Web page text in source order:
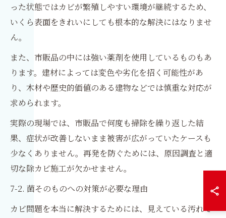
った状態ではカビが繁殖しやすい環境が継続するため、
いくら表面をきれいにしても根本的な解決にはなりませ
ん。
また、市販品の中には強い薬剤を使用しているものもあ
ります。建材によっては変色や劣化を招く可能性があ
り、木材や歴史的価値のある建物などでは慎重な対応が
求められます。
実際の現場では、市販品で何度も掃除を繰り返した結
果、症状が改善しないまま被害が広がっていたケースも
少なくありません。再発を防ぐためには、原因調査と適
切な除カビ施工が欠かせません。
7-2. 菌そのものへの対策が必要な理由
カビ問題を本当に解決するためには、見えている汚れで